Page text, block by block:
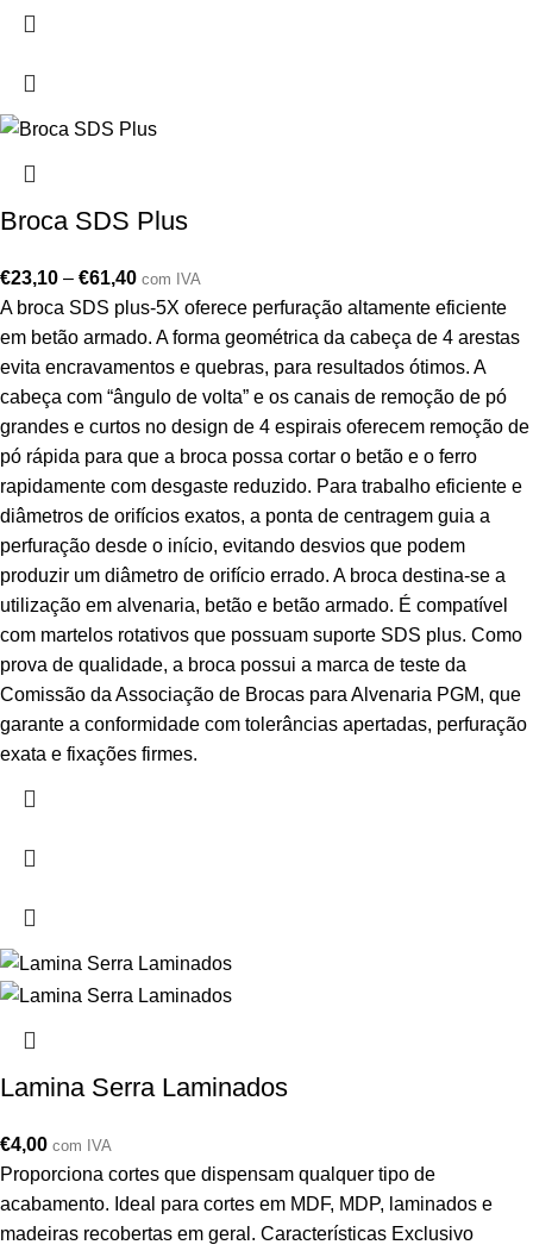
Broca SDS Plus
€23,10 – €61,40 com IVA
A broca SDS plus-5X oferece perfuração altamente eficiente
em betão armado. A forma geométrica da cabeça de 4 arestas
evita encravamentos e quebras, para resultados ótimos. A
cabeça com “ângulo de volta” e os canais de remoção de pó
grandes e curtos no design de 4 espirais oferecem remoção de
pó rápida para que a broca possa cortar o betão e o ferro
rapidamente com desgaste reduzido. Para trabalho eficiente e
diâmetros de orifícios exatos, a ponta de centragem guia a
perfuração desde o início, evitando desvios que podem
produzir um diâmetro de orifício errado. A broca destina-se a
utilização em alvenaria, betão e betão armado. É compatível
com martelos rotativos que possuam suporte SDS plus. Como
prova de qualidade, a broca possui a marca de teste da
Comissão da Associação de Brocas para Alvenaria PGM, que
garante a conformidade com tolerâncias apertadas, perfuração
exata e fixações firmes.
Lamina Serra Laminados
€4,00 com IVA
Proporciona cortes que dispensam qualquer tipo de
acabamento. Ideal para cortes em MDF, MDP, laminados e
madeiras recobertas em geral. Características Exclusivo